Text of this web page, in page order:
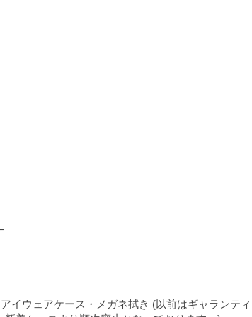
イウェアケース・メガネ拭き (以前はギャランテ